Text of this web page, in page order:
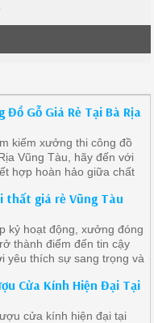
Đồ Gỗ Giá Rẻ Tại Bà Rịa
kiếm xưởng thi công đồ
Vũng Tàu, hãy đến với
hợp hoàn hảo giữa chất
thất giá rẻ Vũng Tàu
kỷ hoạt động, xưởng đóng
thành điểm đến tin cậy
yêu thích sự sang trọng và
Cửa Kính Hiện Đại Tại
cửa kính hiện đại tại